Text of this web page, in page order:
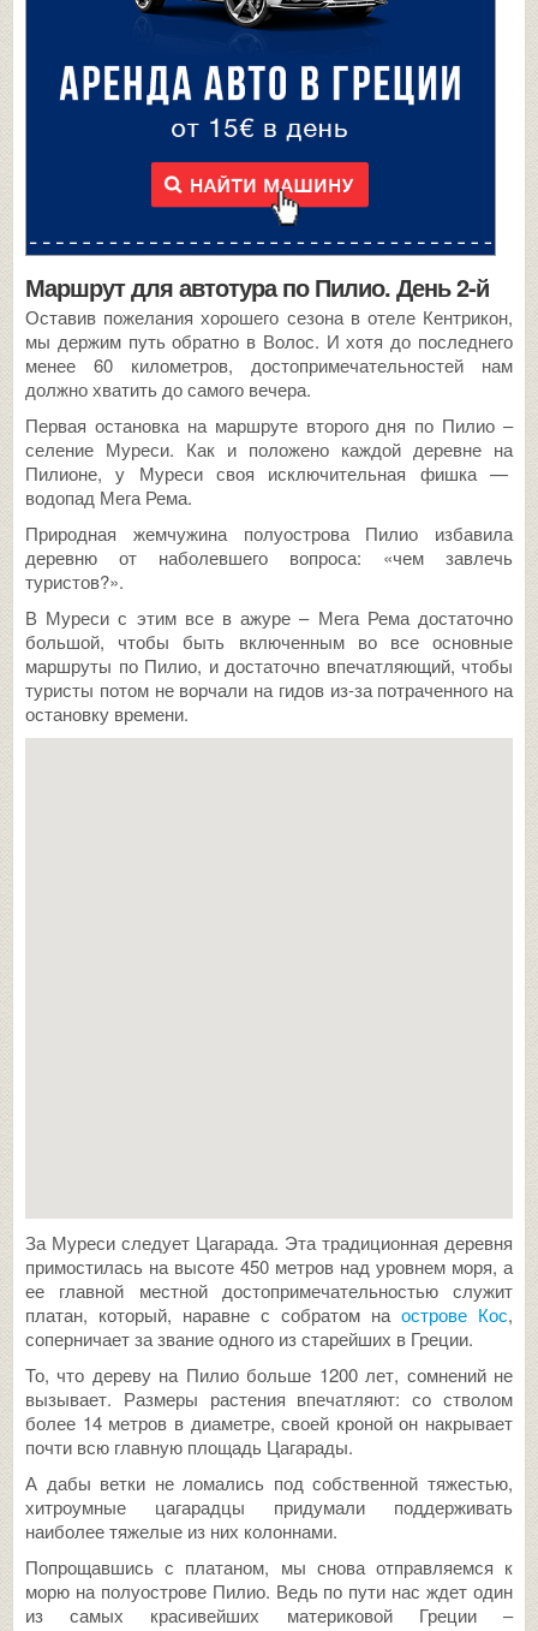
Маршрут для автотура по Пилио. День 2-й
Оставив пожелания хорошего сезона в отеле Кентрикон,
мы держим путь обратно в Волос. И хотя до последнего
менее 60 километров, достопримечательностей нам
должно хватить до самого вечера.
Первая остановка на маршруте второго дня по Пилио –
селение Муреси. Как и положено каждой деревне на
Пилионе, у Муреси своя исключительная фишка —
водопад Мега Рема.
Природная жемчужина полуострова Пилио избавила
деревню от наболевшего вопроса: «чем завлечь
туристов?».
В Муреси с этим все в ажуре – Мега Рема достаточно
большой, чтобы быть включенным во все основные
маршруты по Пилио, и достаточно впечатляющий, чтобы
туристы потом не ворчали на гидов из-за потраченного на
остановку времени.
За Муреси следует Цагарада. Эта традиционная деревня
примостилась на высоте 450 метров над уровнем моря, а
ее главной местной достопримечательностью служит
платан, который, наравне с собратом на острове Кос,
соперничает за звание одного из старейших в Греции.
То, что дереву на Пилио больше 1200 лет, сомнений не
вызывает. Размеры растения впечатляют: со стволом
более 14 метров в диаметре, своей кроной он накрывает
почти всю главную площадь Цагарады.
А дабы ветки не ломались под собственной тяжестью,
хитроумные цагарадцы придумали поддерживать
наиболее тяжелые из них колоннами.
Попрощавшись с платаном, мы снова отправляемся к
морю на полуострове Пилио. Ведь по пути нас ждет один
из самых красивейших материковой Греции –